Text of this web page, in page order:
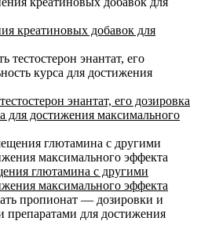
креатиновых добавок для
энантат, его дозировка
для достижения максимального
глютамина с другими
максимального эффекта